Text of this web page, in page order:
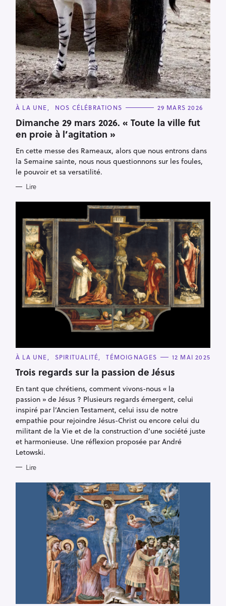
C
T
E
G
O
R
I
E
S
À LA UNE NOS CÉLÉBRATIONS 29 MARS 2026
Dimanche 29 mars 2026. « Toute la ville fut
en proie à l’agitation »
En cette messe des Rameaux, alors que nous entrons dans
la Semaine sainte, nous nous questionnons sur les foules,
le pouvoir et sa versatilité.
Lire
C
T
E
O
I
E
S
À LA UNE SPIRITUALITÉ TÉMOIGNAGES 12 MAI 2025
Trois regards sur la passion de Jésus
En tant que chrétiens, comment vivons-nous « la
passion » de Jésus ? Plusieurs regards émergent, celui
inspiré par l’Ancien Testament, celui issu de notre
empathie pour rejoindre Jésus-Christ ou encore celui du
militant de la Vie et de la construction d’une société juste
et harmonieuse. Une réflexion proposée par André
Letowski.
Lire